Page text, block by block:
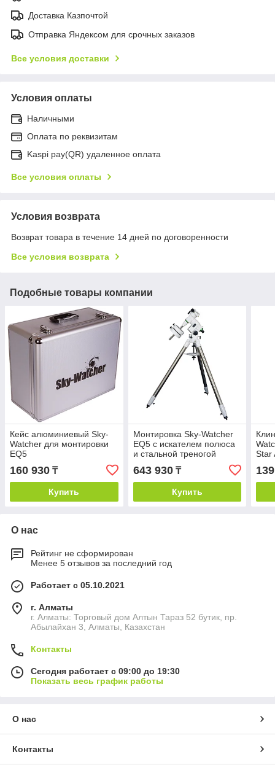
Доставка Казпочтой
Отправка Яндексом для срочных заказов
Все условия доставки
Условия оплаты
Наличными
Оплата по реквизитам
Kaspi pay(QR) удаленное оплата
Все условия оплаты
Условия возврата
Возврат товара в течение 14 дней по договоренности
Все условия возврата
Подобные товары компании
Кейс алюминиевый Sky-
Watcher для монтировки
EQ5
160 930 ₸
Купить
Монтировка Sky-Watcher
EQ5 с искателем полюса
и стальной треногой
643 930₸
Купить
Star
О нас
Рейтинг не сформирован
Менее 5 отзывов за последний год
Работает с 05.10.2021
г. Алматы
г. Алматы: Торговый дом Алтын Тараз 52 бутик, пр.
Абылайхан 3, Алматы, Казахстан
Контакты
Сегодня работает с 09:00 до 19:30
Показать весь график работы
О нас
Контакты